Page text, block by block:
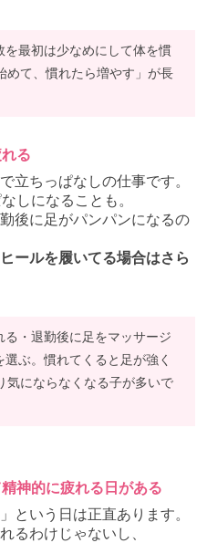
を最初は少なめにして体を慣
めて、慣れたら増やす」が長
る
立ちっぱなしの仕事です。
しになることも。
後に足がパンパンになるの
ールを履いてる場合はさら
る・退勤後に足をマッサージ
ぶ。慣れてくると足が強く
気にならなくなる子が多いで
神的に疲れる日がある
という日は正直あります。
るわけじゃないし、